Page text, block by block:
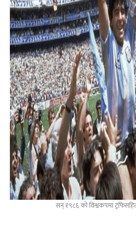
सन् १९८६ को विश्वकपमा ट्रफिसहित